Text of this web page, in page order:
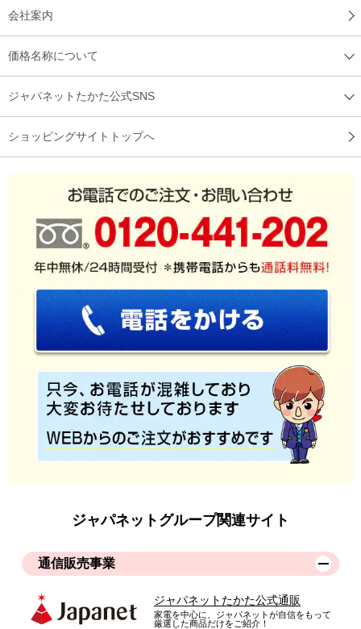
会社案内
価格名称について
ジャパネットたかた公式SNS
ショッピングサイトトップへ
ジャパネットグループ関連サイト
通信販売事業
ジャパネットたかた公式通販
家電を中心に、ジャパネットが自信をもって
厳選した商品だけをご紹介！